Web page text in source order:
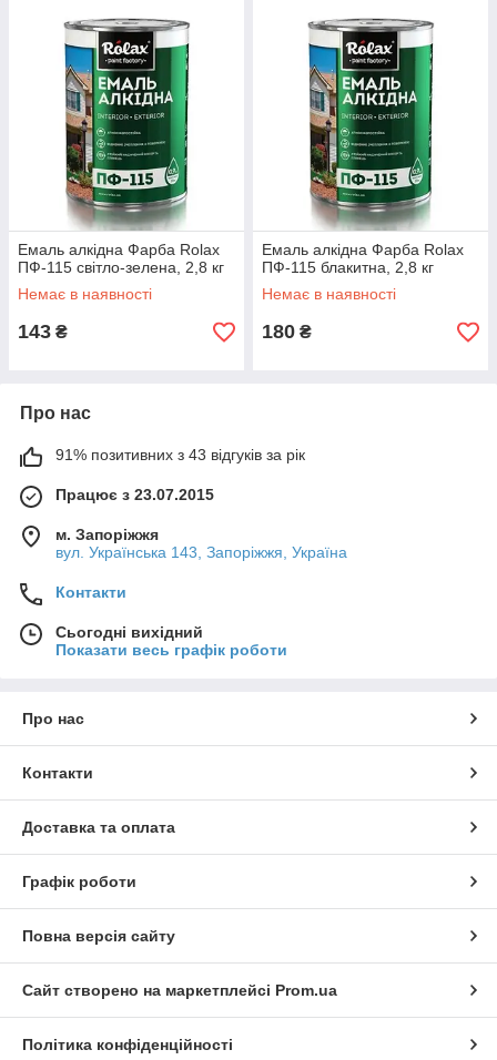
Емаль алкідна Фарба Rolax
ПФ-115 світло-зелена, 2,8 кг
Немає в наявності
143 ₴
Емаль алкідна Фарба Rolax
ПФ-115 блакитна, 2,8 кг
Немає в наявності
180 ₴
Про нас
91% позитивних з 43 відгуків за рік
Працює з 23.07.2015
м. Запоріжжя
вул. Українська 143, Запоріжжя, Україна
Контакти
Сьогодні вихідний
Показати весь графік роботи
Про нас
Контакти
Доставка та оплата
Графік роботи
Повна версія сайту
Сайт створено на маркетплейсі Prom.ua
Політика конфіденційності